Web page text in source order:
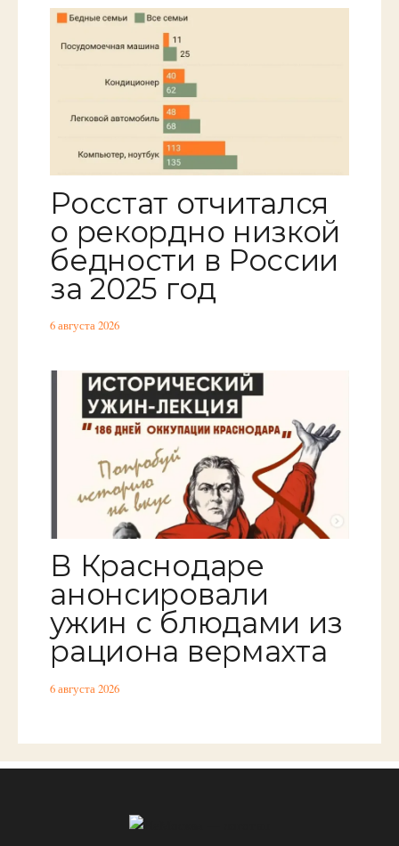
Росстат отчитался
о рекордно низкой
бедности в России
за 2025 год
6 августа 2026
В Краснодаре
анонсировали
ужин с блюдами из
рациона вермахта
6 августа 2026